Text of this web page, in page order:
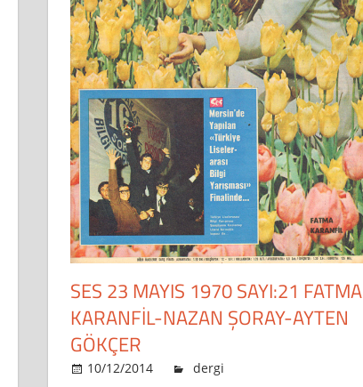
SES 23 MAYIS 1970 SAYI:21 FATMA
KARANFİL-NAZAN ŞORAY-AYTEN
GÖKÇER
10/12/2014 admin
dergi